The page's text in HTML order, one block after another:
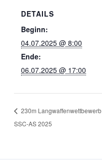
DETAILS
Beginn:
04.07.2025 @ 8:00
Ende:
06.07.2025 @ 17:00
230m Langwaffenwettbewerb
SSC-AS 2025